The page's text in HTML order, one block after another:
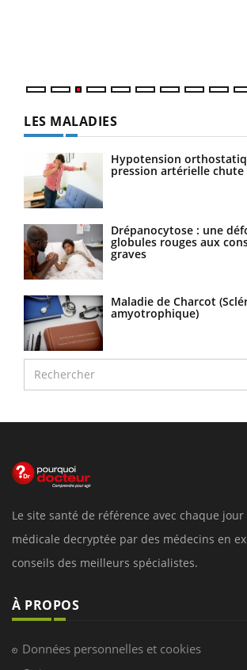
LES MALADIES
Hypotension
pression artérielle chute
Drépanocytose : une
globules rouges aux
graves
Maladie de Charcot
amyotrophique)
Le site santé de référence avec chaque
médicale decryptée par des médecins en
conseils des meilleurs spécialistes.
À PROPOS
Données personnelles et cookies